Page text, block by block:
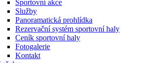
Sportovní akce
Služby
Panoramatická prohlídka
Rezervační systém sportovní haly
Ceník sportovní haly
Fotogalerie
Kontakt